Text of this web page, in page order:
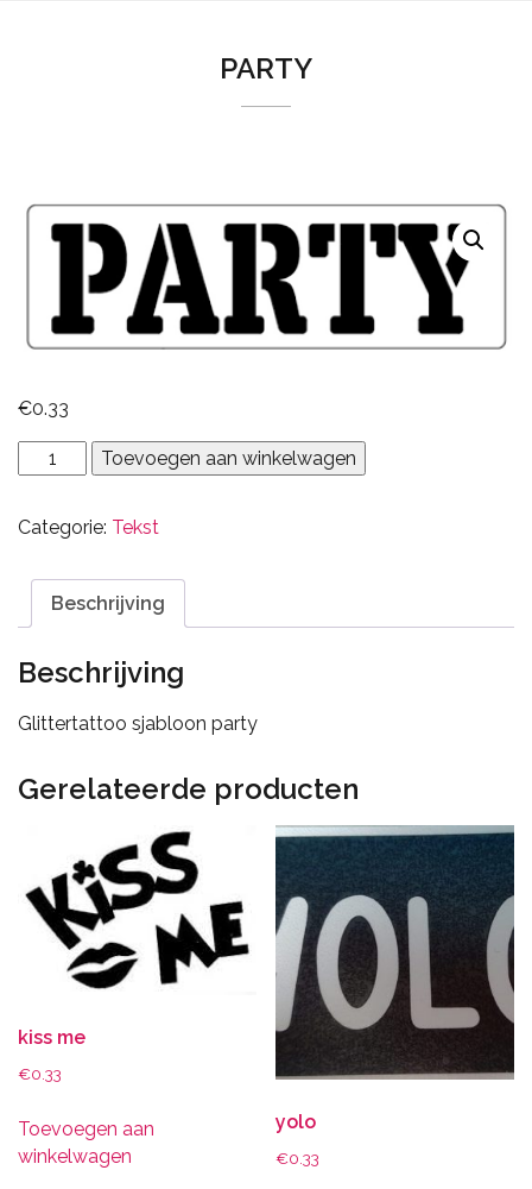
PARTY
€0.33
party
aantal
Toevoegen aan winkelwagen
Categorie: Tekst
Beschrijving
Beschrijving
Glittertattoo sjabloon party
Gerelateerde producten
kiss me
€0.33
Toevoegen aan
winkelwagen
yolo
€0.33